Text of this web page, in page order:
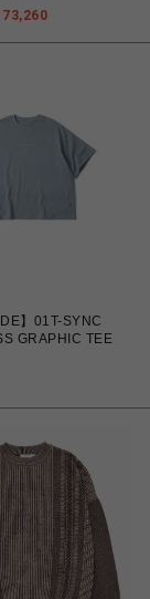
73,260
】01T-SYNC
GRAPHIC TEE